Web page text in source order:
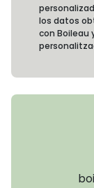
los datos
con Boileau